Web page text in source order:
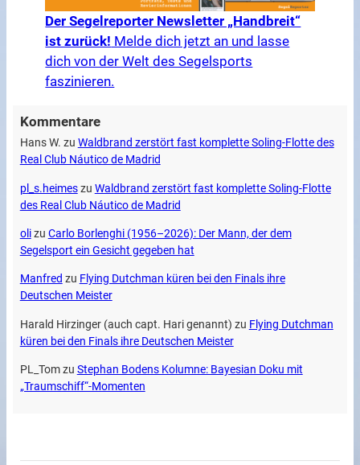
Der Segelreporter Newsletter „Handbreit“
ist zurück! Melde dich jetzt an und lasse
dich von der Welt des Segelsports
faszinieren.
Kommentare
Hans W. zu Waldbrand zerstört fast komplette Soling-Flotte des
Real Club Náutico de Madrid
pl_s.heimeszu Waldbrand zerstört fast komplette Soling-Flotte
des Real Club Náutico de Madrid
olizu Carlo Borlenghi (1956–2026): Der Mann, der dem
Segelsport ein Gesicht gegeben hat
Manfred zu Flying Dutchman küren bei den Finals ihre
Deutschen Meister
Harald Hirzinger (auch capt. Hari genannt) zu Flying Dutchman
küren bei den Finals ihre Deutschen Meister
PL_Tomzu Stephan Bodens Kolumne: Bayesian Doku mit
„Traumschiff“-Momenten